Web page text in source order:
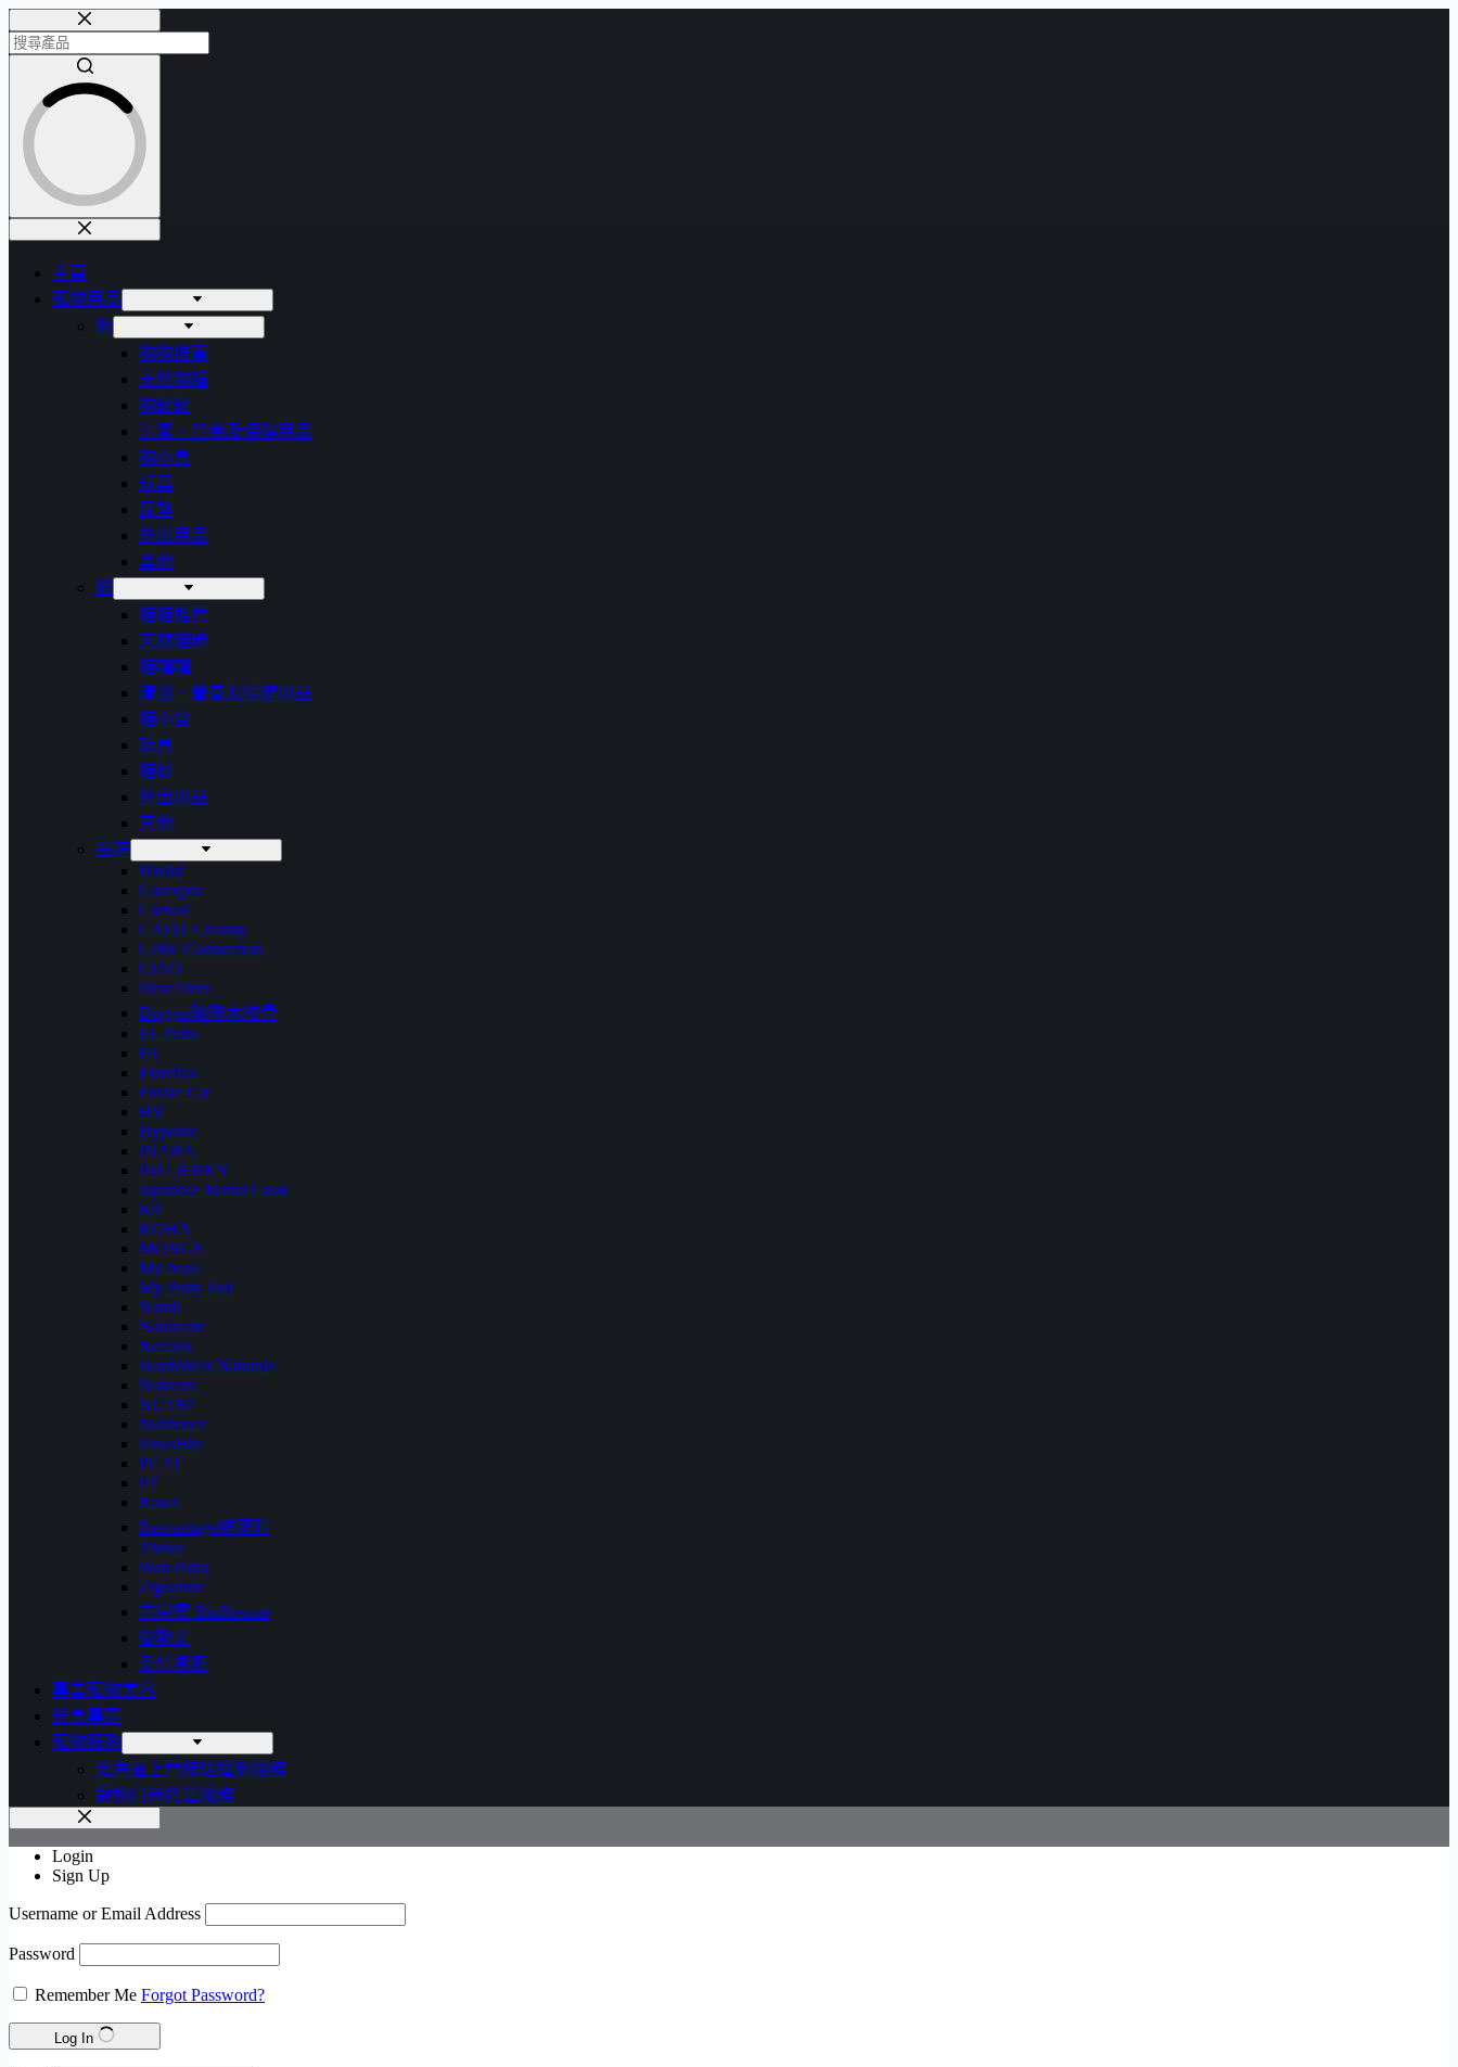
Skip
to
content
No
results
主頁
寵物用品
狗
狗狗推薦
天然狗糧
狗罐罐
清潔、營養及保健用品
狗小食
玩具
尿墊
外出用品
其他
貓
貓貓推薦
天然貓糧
貓罐罐
清潔、營養及保健用品
貓小食
玩具
貓砂
外出用品
其他
品牌
BWild
Carexpro
Carna4
CATIT Creamy
Celtic Connection
CIAO
Dear Deer
Dogger咖啡木咬骨
EL Petio
F9
Fourflax
Fussie Cat
HV
Hyponic
INABA
INU JERKY
Japanese Mama Cook
K9
KOHA
MONGE
My beau
My Potty Pad
Nandi
Naturcate
Necoco
NorthWest Naturals
Nutreats
NUTRI
Nutrience
PawsBite
PCAT
PT
Rawz
Resvantage維蘆醇
Thrive
Wan Paku
Zignature
古樹靈 BioRescue
御馳走
愛情餐廳
專業寵物美容
鮮食專區
寵物服務
北角區上門接送遛狗服務
寵物日間托管服務
Login
Sign Up
Username or Email Address
Password
Remember Me Forgot Password?
Log In